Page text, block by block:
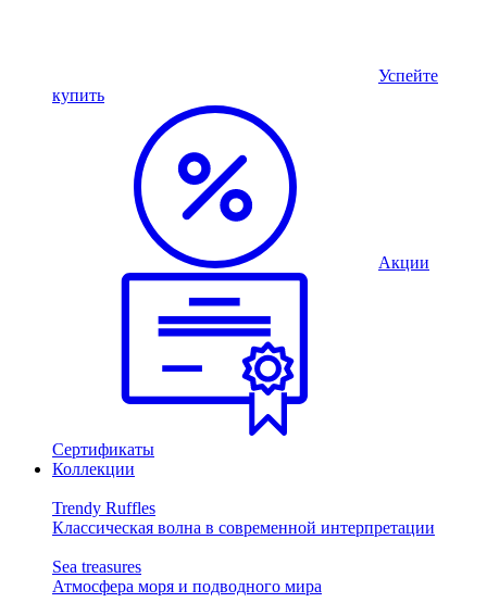
Успейте
купить
Акции
Сертификаты
Коллекции
Trendy Ruffles
Классическая волна в современной интерпретации
Sea treasures
Атмосфера моря и подводного мира